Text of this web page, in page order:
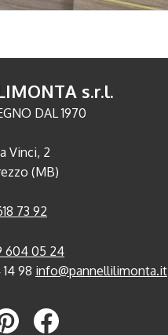
s.r.l.
DAL 1970
Vinci, 2
(MB)
73 92
604 05 24
98 info@pannellilimonta.it